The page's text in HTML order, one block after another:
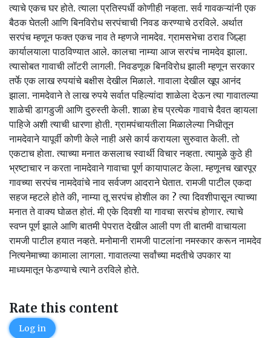
त्याचे एकच घर होते. त्याला प्रतिस्पर्धी कोणीही नव्हता. सर्व गावकऱ्यांनी एक
बैठक घेतली आणि बिनविरोध सरपंचाची निवड करण्याचे ठरविले. अर्थात
सरपंच म्हणून फक्त एकच नाव ते म्हणजे नामदेव. ग्रामसभेचा ठराव जिल्हा
कार्यालयाला पाठविण्यात आले. कालचा नाम्या आज सरपंच नामदेव झाला.
त्यासोबत गावाची लॉटरी लागली. निवडणूक बिनविरोध झाली म्हणून सरकार
तर्फे एक लाख रुपयांचे बक्षीस देखील मिळाले. गावाला देखील खूप आनंद
झाला. नामदेवाने ते लाख रुपये सर्वात पहिल्यांदा शाळेला देऊन त्या गावातल्या
शाळेची डागडुजी आणि दुरुस्ती केली. शाळा हेच प्रत्येक गावाचे दैवत व्हायला
पाहिजे अशी त्याची धारणा होती. ग्रामपंचायतीला मिळालेल्या निधीतून
नामदेवाने यापूर्वी कोणी केले नाही असे कार्य करायला सुरुवात केली. तो
एकटाच होता. त्याच्या मनात कसलाच स्वार्थी विचार नव्हता. त्यामुळे कुठे ही
भ्रष्टाचार न करता नामदेवाने गावाचा पूर्ण कायापालट केला. म्हणूनच खारपूर
गावच्या सरपंच नामदेवांचे नाव सर्वजण आदराने घेतात. रामजी पाटील एकदा
सहज म्हटले होते की, नाम्या तू सरपंच होशील का ? त्या दिवशीपासून त्याच्या
मनात ते वाक्य घोळत होतं. मी एके दिवशी या गावचा सरपंच होणार. त्याचे
स्वप्न पूर्ण झाले आणि बातमी पेपरात देखील आली पण ती बातमी वाचायला
रामजी पाटील हयात नव्हते. मनोमानी रामजी पाटलांना नमस्कार करून नामदेव
नित्यनेमाच्या कामाला लागला. गावातल्या सर्वांच्या मदतीचे उपकार या
माध्यमातून फेडण्याचे त्याने ठरविले होते.
Rate this content
Log in